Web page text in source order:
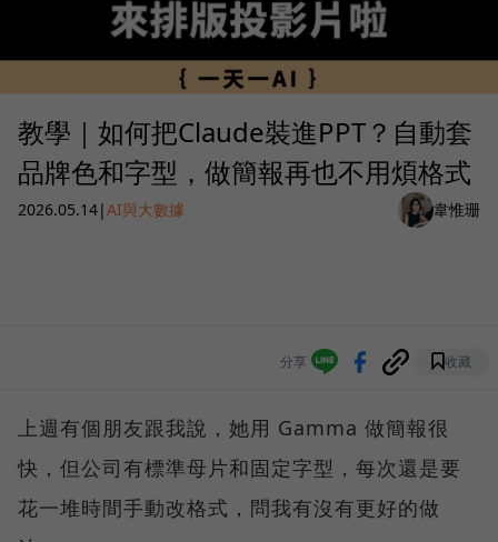
教學｜如何把Claude裝進PPT？自動套
品牌色和字型，做簡報再也不用煩格式
2026.05.14|AI與大數據 韋惟珊
分享 收藏
上週有個朋友跟我說，她用 Gamma 做簡報很
快，但公司有標準母片和固定字型，每次還是要
花一堆時間手動改格式，問我有沒有更好的做